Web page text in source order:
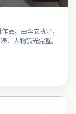
品，由李安执导，
、人物弧光完整。